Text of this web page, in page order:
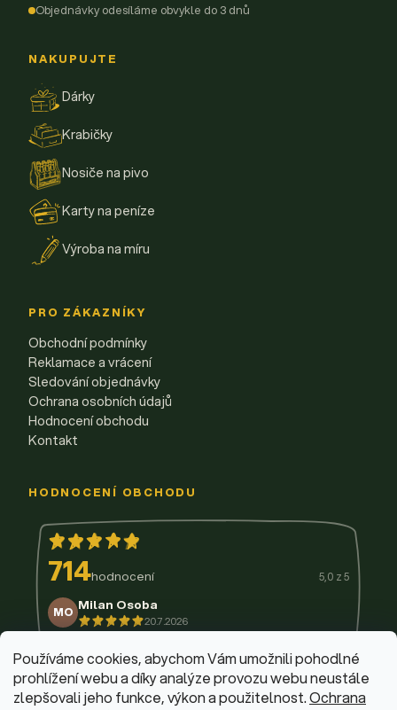
Používáme cookies, abychom Vám umožnili pohodlné
prohlížení webu a díky analýze provozu webu neustále
zlepšovali jeho funkce, výkon a použitelnost.Ochrana
Objednávky odesíláme obvykle do 3 dnů
NAKUPUJTE
Dárky
Krabičky
Nosiče na pivo
Karty na peníze
Výroba na míru
PRO ZÁKAZNÍKY
Obchodní podmínky
Reklamace a vrácení
Sledování objednávky
Ochrana osobních údajů
Hodnocení obchodu
Kontakt
HODNOCENÍ OBCHODU
714hodnocení 5,0 z 5
MO Milan Osoba
20.7.2026
14.7.2026
11.7.2026
9.7.2026
3.7.2026
29.6.2026